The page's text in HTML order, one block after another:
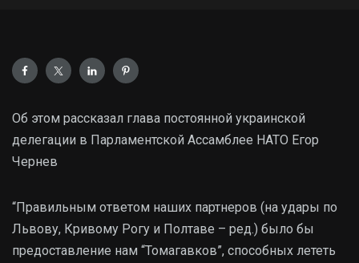
Об этом рассказал глава постоянной украинской
делегации в Парламентской Ассамблее НАТО Егор
Чернев
“Правильным ответом наших партнеров (на удары по
Львову, Кривому Рогу и Полтаве – ред.) было бы
предоставление нам “Томагавков”, способных лететь